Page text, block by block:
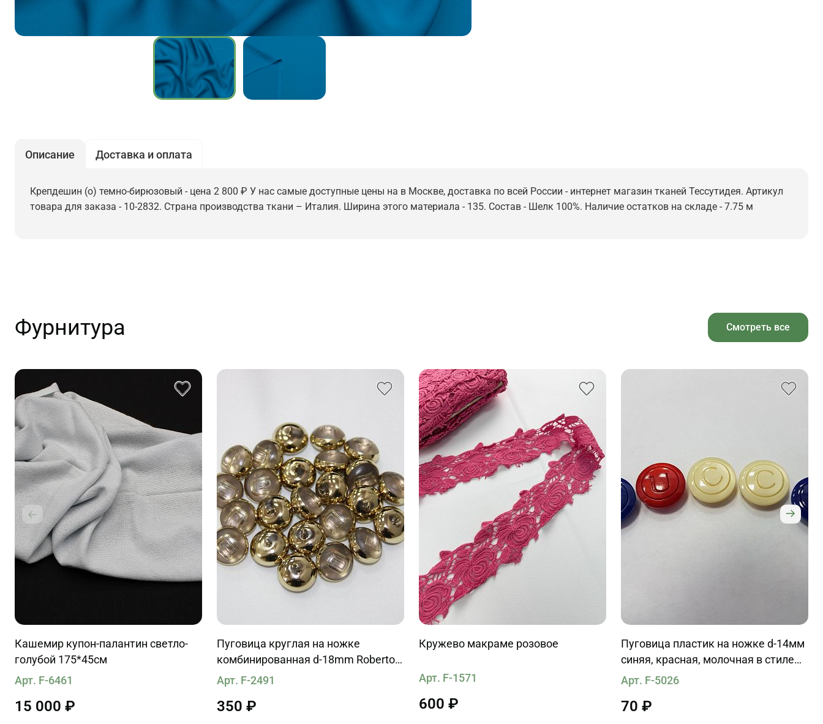
Описание Доставка и оплата
Крепдешин (о) темно-бирюзовый - цена 2 800 ₽ У нас самые доступные цены на в Москве, доставка по всей России - интернет магазин тканей Тессутидея. Артикул
товара для заказа - 10-2832. Страна производства ткани – Италия. Ширина этого материала - 135. Состав - Шелк 100%. Наличие остатков на складе - 7.75 м
Фурнитура Смотреть все
Кашемир купон-палантин светло-
голубой 175*45см
Арт. F-6461
15 000 ₽
Пуговица круглая на ножке
комбинированная d-18mm Roberto
Cavalli
Арт. F-2491
350 ₽
Кружево макраме розовое
Арт. F-1571
600 ₽
Пуговица пластик на ножке d-14мм
синяя, красная, молочная в стиле
Gucci
Арт. F-5026
70 ₽